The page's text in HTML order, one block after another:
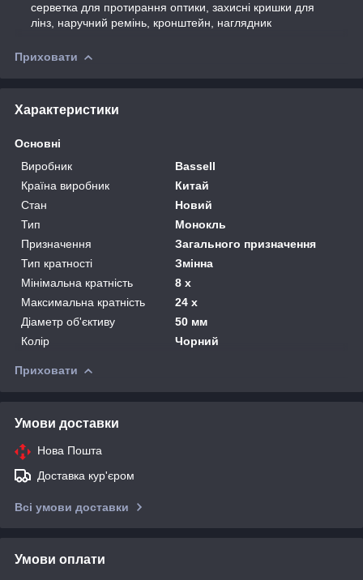
серветка для протирання оптики, захисні кришки для
лінз, наручний ремінь, кронштейн, наглядник
Приховати
Характеристики
Основні
Виробник
Bassell
Країна виробник
Китай
Стан
Новий
Тип
Монокль
Призначення
Загального призначення
Тип кратності
Змінна
Мінімальна кратність
8 х
Максимальна кратність
24 х
Діаметр об'єктиву
50 мм
Колір
Чорний
Приховати
Умови доставки
Нова Пошта
Доставка кур'єром
Всі умови доставки
Умови оплати